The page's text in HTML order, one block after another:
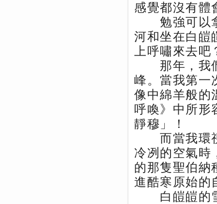
感覺都沒有體
勉強可以拿
河和坐在白皚
上呼嘯來去吧
那年，我們
峰。當我第一
像中綿羊般的
呼喚》中所形
靜穆」！
而當我環視
冷冽的空氣時
的那隻聖伯納
進酷寒原始的
白皚皚的雪